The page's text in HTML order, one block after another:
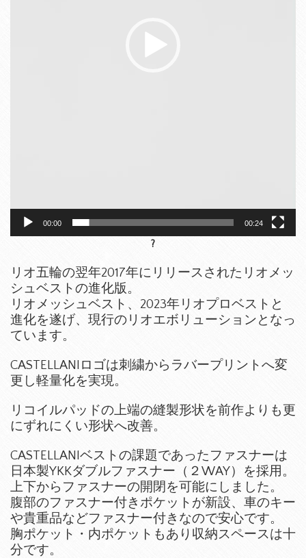
00:00 00:24
?
リオ五輪の翌年2017年にリリースされたリオメッ
シュベストの進化版。
リオメッシュベスト、2023年リオプロベストと
進化を遂げ、現行のリオエボリューションとなっ
ています。
CASTELLANIロゴは刺繍からラバープリントへ変
更し軽量化を実現。
リコイルパッドの上端の縫製形状を前作よりも更
にずれにくい形状へ改善。
CASTELLANIベストの課題であったファスナーは
日本製YKKダブルファスナー（２WAY）を採用。
上下からファスナーの開閉を可能にしました。
腹部のファスナー付きポケットが新設、車のキー
や貴重品などファスナー付きなので安心です。
胸ポケット・内ポケットもあり収納スペースは十
分です。